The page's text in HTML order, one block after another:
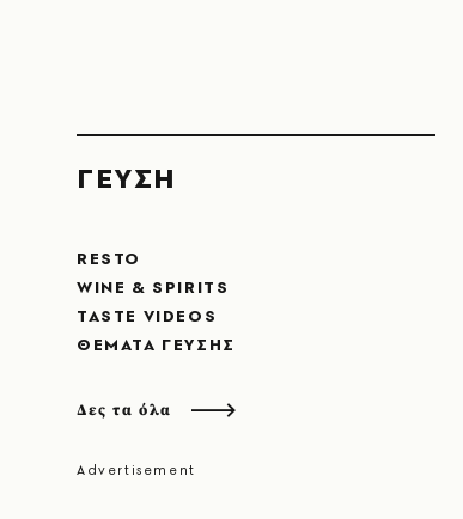
ΓΕΥΣΗ
RESTO
WINE & SPIRITS
TASTE VIDEOS
ΘΈΜΑΤΑ ΓΕΎΣΗΣ
Δες τα όλα